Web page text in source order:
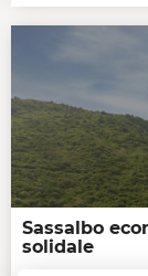
Sassalbo
solidale